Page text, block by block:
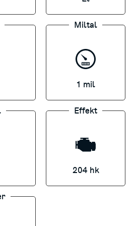
fram och bak
ventilerade säten fram
GÄLLER ENDAST MED KIA
INK. SERVICEAVTAL.
FÖR MER INFO
Miltal
1 mil
Effekt
204 hk